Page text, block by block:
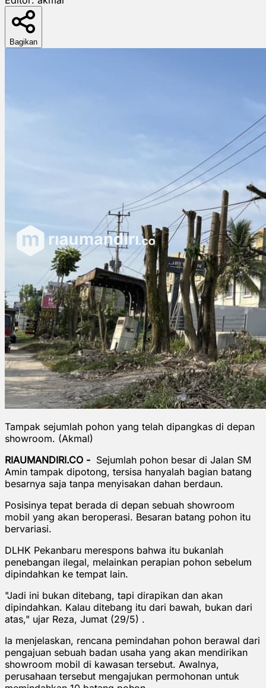
Bagikan
Tampak sejumlah pohon yang telah dipangkas di depan
showroom. (Akmal)
RIAUMANDIRI.CO - Sejumlah pohon besar di Jalan SM
Amin tampak dipotong, tersisa hanyalah bagian batang
besarnya saja tanpa menyisakan dahan berdaun.
Posisinya tepat berada di depan sebuah showroom
mobil yang akan beroperasi. Besaran batang pohon itu
bervariasi.
DLHK Pekanbaru merespons bahwa itu bukanlah
penebangan ilegal, melainkan perapian pohon sebelum
dipindahkan ke tempat lain.
"Jadi ini bukan ditebang, tapi dirapikan dan akan
dipindahkan. Kalau ditebang itu dari bawah, bukan dari
atas," ujar Reza, Jumat (29/5) .
Ia menjelaskan, rencana pemindahan pohon berawal dari
pengajuan sebuah badan usaha yang akan mendirikan
showroom mobil di kawasan tersebut. Awalnya,
perusahaan tersebut mengajukan permohonan untuk